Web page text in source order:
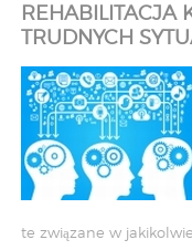
REHABILITACJA
TRUDNYCH
te związane w